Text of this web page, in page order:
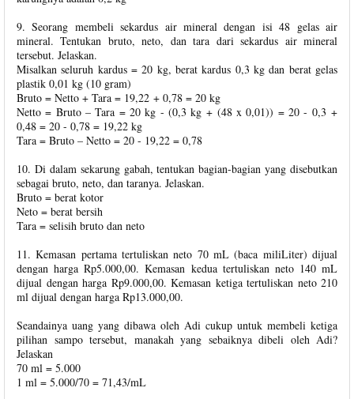
9. Seorang membeli sekardus air mineral dengan isi 48 gelas air
mineral. Tentukan bruto, neto, dan tara dari sekardus air mineral
tersebut. Jelaskan.
Misalkan seluruh kardus = 20 kg, berat kardus 0,3 kg dan berat gelas
plastik 0,01 kg (10 gram)
Bruto = Netto + Tara = 19,22 + 0,78 = 20 kg
Netto = Bruto – Tara = 20 kg - (0,3 kg + (48 x 0,01)) = 20 - 0,3 +
0,48 = 20 - 0,78 = 19,22 kg
Tara = Bruto – Netto = 20 - 19,22 = 0,78
10. Di dalam sekarung gabah, tentukan bagian-bagian yang disebutkan
sebagai bruto, neto, dan taranya. Jelaskan.
Bruto = berat kotor
Neto = berat bersih
Tara = selisih bruto dan neto
11. Kemasan pertama tertuliskan neto 70 mL (baca miliLiter) dijual
dengan harga Rp5.000,00. Kemasan kedua tertuliskan neto 140 mL
dijual dengan harga Rp9.000,00. Kemasan ketiga tertuliskan neto 210
ml dijual dengan harga Rp13.000,00.
Seandainya uang yang dibawa oleh Adi cukup untuk membeli ketiga
pilihan sampo tersebut, manakah yang sebaiknya dibeli oleh Adi?
Jelaskan
70 ml = 5.000
1 ml = 5.000/70 = 71,43/mL